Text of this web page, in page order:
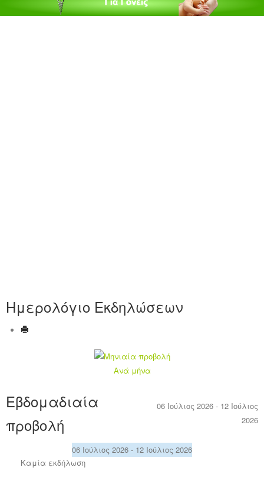
Ημερολόγιο Εκδηλώσεων
Ανά μήνα
Εβδομαδιαία
προβολή
06 Ιούλιος 2026 - 12 Ιούλιος
2026
06 Ιούλιος 2026 - 12 Ιούλιος 2026
Καμία εκδήλωση
Ανακοινώσεις